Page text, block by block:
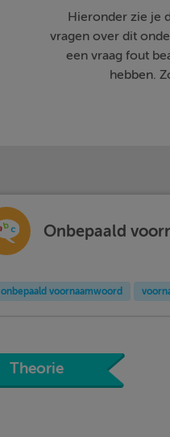
Hieronder zie je
vragen over dit
een vraag fout
hebben.
Onbepaald
onbepaald voornaamwoord
Theorie